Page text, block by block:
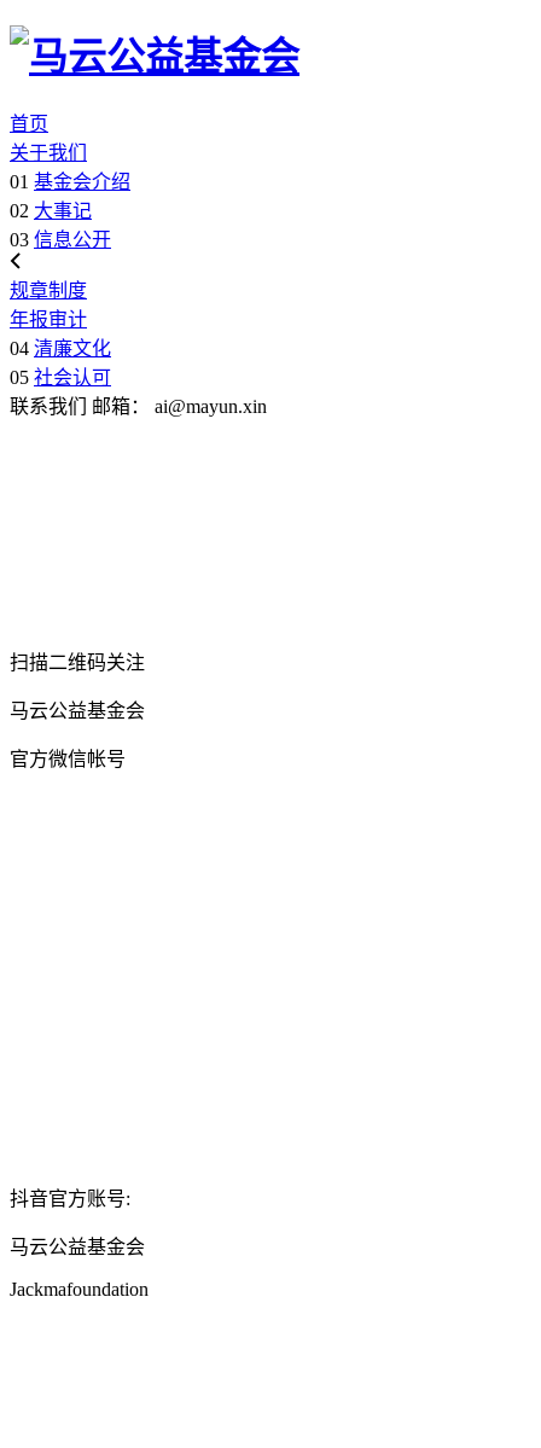
首页
关于我们
01 基金会介绍
02 大事记
03 信息公开
规章制度
年报审计
04 清廉文化
05 社会认可
联系我们
邮箱： ai@mayun.xin
扫描二维码关注
马云公益基金会
官方微信帐号
抖音官方账号:
马云公益基金会
Jackmafoundation